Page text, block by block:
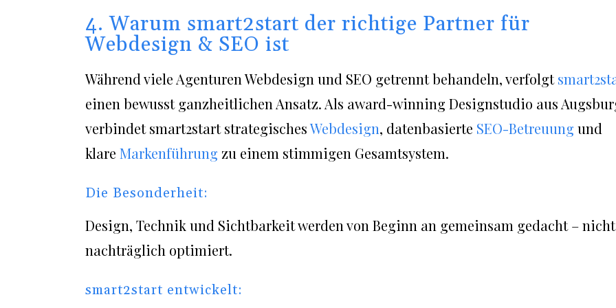
4. Warum smart2start der richtige Partner für
Webdesign & SEO ist
Während viele Agenturen Webdesign und SEO getrennt behandeln, verfolgt
einen bewusst ganzheitlichen Ansatz. Als award-winning Designstudio aus
verbindet smart2start strategischesWebdesign, datenbasierte SEO-Betreuung und
klare Markenführung zu einem stimmigen Gesamtsystem.
Die Besonderheit:
Design, Technik und Sichtbarkeit werden von Beginn an gemeinsam gedacht – nicht
nachträglich optimiert.
smart2start entwickelt: